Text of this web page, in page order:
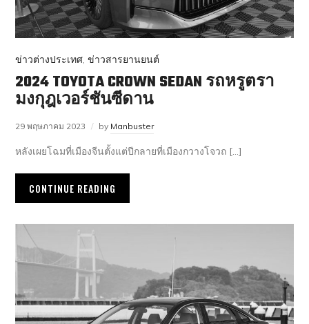
ข่าวต่างประเทศ,ข่าวสารยานยนต์
2024 TOYOTA CROWN SEDAN รถหรูตรา
มงกุฎเวอร์ชันซีดาน
29 พฤษภาคม 2023 by Manbuster
หลังเผยโฉมที่เมืองจีนตั้งแต่ปีกลายที่เมืองกวางโจวถ […]
CONTINUE READING